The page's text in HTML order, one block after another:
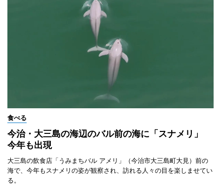
食べる
今治・大三島の海辺のバル前の海に「スナメリ」
今年も出現
大三島の飲食店「うみまちバル アメリ」（今治市大三島町大見）前の
海で、今年もスナメリの姿が観察され、訪れる人々の目を楽しませてい
る。